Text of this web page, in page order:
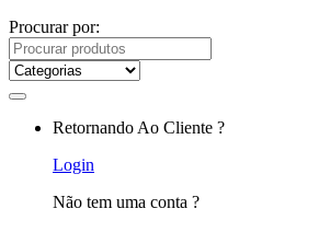
Procurar por:
Retornando Ao Cliente ?
Login
Não tem uma conta ?